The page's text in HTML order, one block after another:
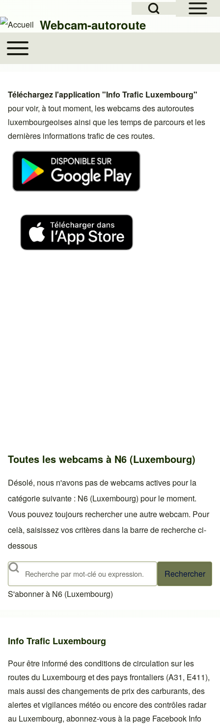
Close search
Rechercher
Webcam-autoroute
Main navigation
Toggle main menu
Téléchargez l'application "Info Trafic Luxembourg"
pour voir, à tout moment, les webcams des autoroutes
luxembourgeoises ainsi que les temps de parcours et les
dernières informations trafic de ces routes.
Toutes les webcams à N6 (Luxembourg)
Désolé, nous n'avons pas de webcams actives pour la
catégorie suivante : N6 (Luxembourg) pour le moment.
Vous pouvez toujours rechercher une autre webcam. Pour
celà, saisissez vos critères dans la barre de recherche ci-
dessous
Rechercher
S'abonner à N6 (Luxembourg)
Info Trafic Luxembourg
Pour être informé des conditions de circulation sur les
routes du Luxembourg et des pays frontaliers (A31, E411),
mais aussi des changements de prix des carburants, des
alertes et vigilances météo ou encore des contrôles radar
au Luxembourg, abonnez-vous à la page Facebook Info